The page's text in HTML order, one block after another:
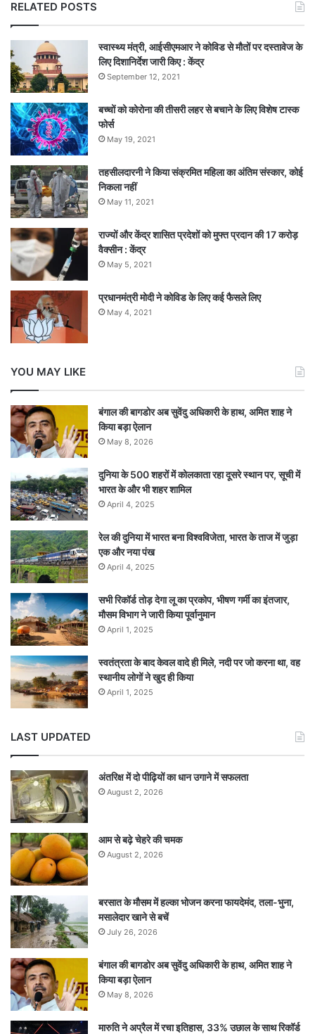
RELATED POSTS
स्वास्थ्य मंत्री, आईसीएमआर ने कोविड से मौतों पर दस्तावेज के
लिए दिशानिर्देश जारी किए : केंद्र
September 12, 2021
बच्चों को कोरोना की तीसरी लहर से बचाने के लिए विशेष टास्क
फोर्स
May 19, 2021
तहसीलदारनी ने किया संक्रमित महिला का अंतिम संस्कार, कोई
निकला नहीं
May 11, 2021
राज्यों और केंद्र शासित प्रदेशों को मुफ्त प्रदान की 17 करोड़
वैक्सीन : केंद्र
May 5, 2021
प्रधानमंत्री मोदी ने कोविड के लिए कई फैसले लिए
May 4, 2021
YOU MAY LIKE
बंगाल की बागडोर अब सुवेंदु अधिकारी के हाथ, अमित शाह ने
किया बड़ा ऐलान
May 8, 2026
दुनिया के 500 शहरों में कोलकाता रहा दूसरे स्थान पर, सूची में
भारत के और भी शहर शामिल
April 4, 2025
रेल की दुनिया में भारत बना विश्वविजेता, भारत के ताज में जुड़ा
एक और नया पंख
April 4, 2025
सभी रिकॉर्ड तोड़ देगा लू का प्रकोप, भीषण गर्मी का इंतजार,
मौसम विभाग ने जारी किया पूर्वानुमान
April 1, 2025
स्वतंत्रता के बाद केवल वादे ही मिले, नदी पर जो करना था, वह
स्थानीय लोगों ने खुद ही किया
April 1, 2025
LAST UPDATED
अंतरिक्ष में दो पीढ़ियों का धान उगाने में सफलता
August 2, 2026
आम से बढ़े चेहरे की चमक
August 2, 2026
बरसात के मौसम में हल्का भोजन करना फायदेमंद, तला-भुना,
मसालेदार खाने से बचें
July 26, 2026
बंगाल की बागडोर अब सुवेंदु अधिकारी के हाथ, अमित शाह ने
किया बड़ा ऐलान
May 8, 2026
मारुति ने अप्रैल में रचा इतिहास, 33% उछाल के साथ रिकॉर्ड